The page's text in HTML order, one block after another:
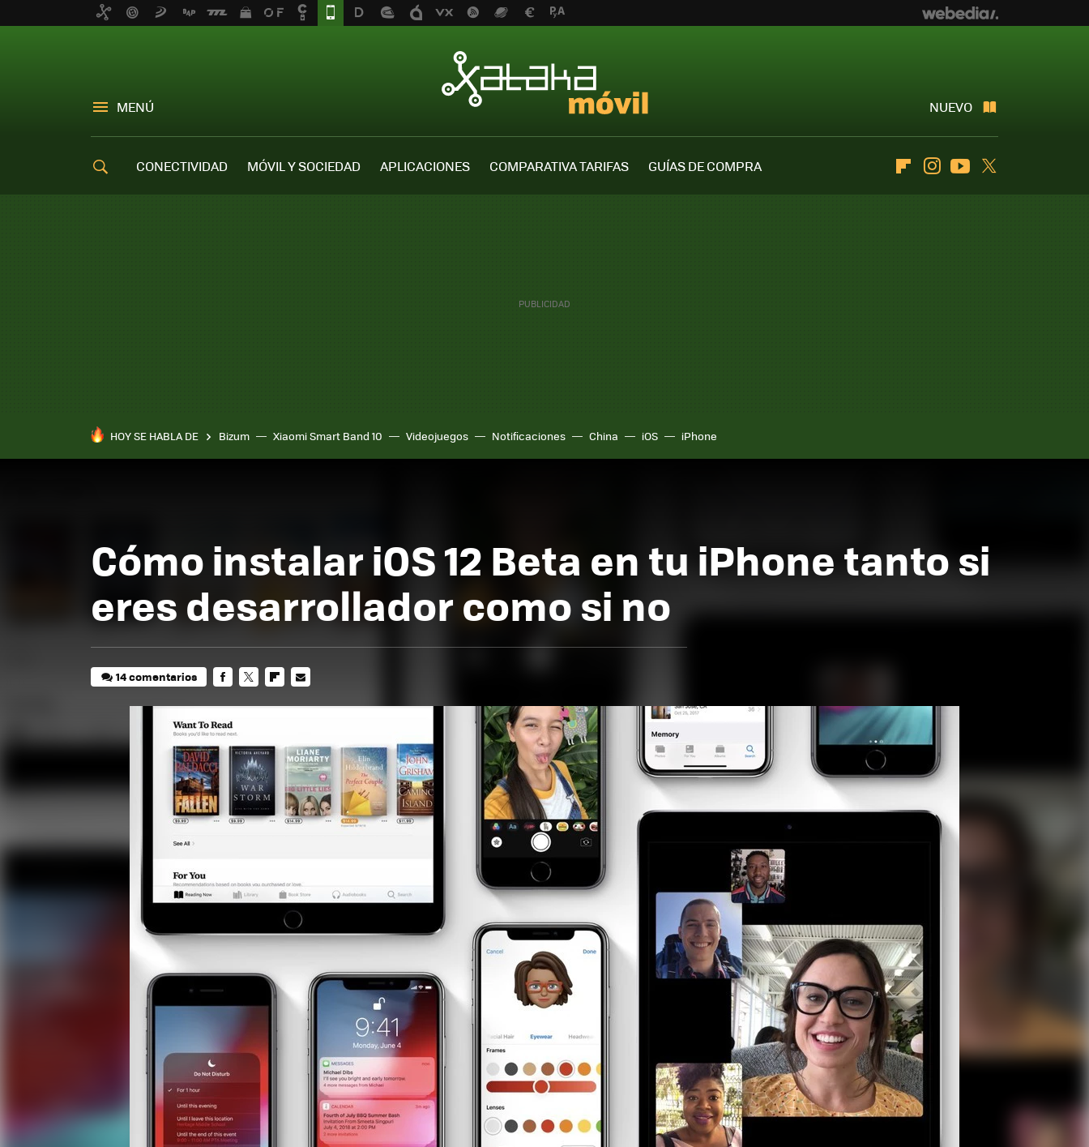
MENÚ NUEVO
CONECTIVIDAD MÓVIL Y SOCIEDAD APLICACIONES COMPARATIVA TARIFAS
GUÍAS DE COMPRA
FlipboardInstagramYoutube
HOY SE HABLA DE Bizum Xiaomi Smart Band 10 Videojuegos Notificaciones China iOS iPhone
Cómo instalar iOS 12 Beta en tu iPhone tanto si
eres desarrollador como si no
14 comentarios